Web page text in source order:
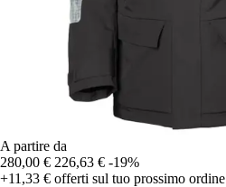
A partire da
280,00 € 226,63 € -19%
+11,33 € offerti sul tuo prossimo ordine